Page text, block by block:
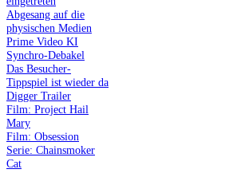
Abgesang auf die
physischen Medien
Prime Video KI
Synchro-Debakel
Das Besucher-
Tippspiel ist wieder da
Digger Trailer
Film: Project Hail
Mary
Film: Obsession
Serie: Chainsmoker
Cat